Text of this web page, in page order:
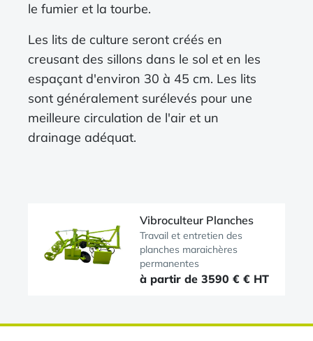
le fumier et la tourbe.
Les lits de culture seront créés en
creusant des sillons dans le sol et en les
espaçant d'environ 30 à 45 cm. Les lits
sont généralement surélevés pour une
meilleure circulation de l'air et un
drainage adéquat.
Vibroculteur Planches
Travail et entretien des
planches maraichères
permanentes
à partir de 3590 € € HT